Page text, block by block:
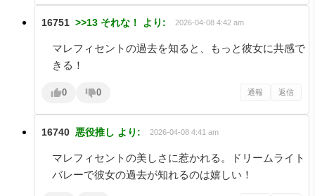
16751 >>13 それな！ より: 2026-04-08 4:42 am
マレフィセントの過去を知ると、もっと彼女に共感で
きる！
0 0 通報 返信
16740 悪役推し より: 2026-04-08 4:41 am
マレフィセントの美しさに惹かれる。ドリームライト
バレーで彼女の過去が知れるのは嬉しい！